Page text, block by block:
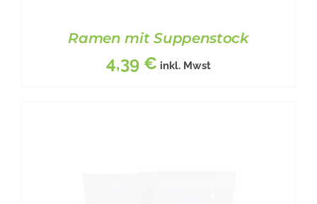
Ramen mit Suppenstock
4,39 € inkl. Mwst